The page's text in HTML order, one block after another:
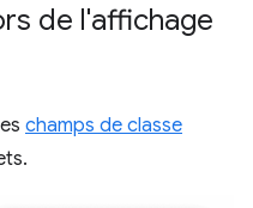
de l'affichage
champs de classe